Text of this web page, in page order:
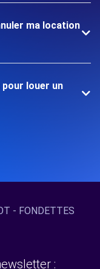
ma location
louer un
- FONDETTES
: